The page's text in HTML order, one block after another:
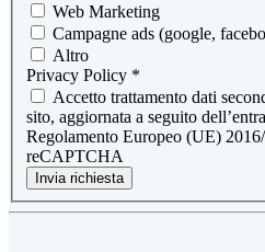
Web Marketing
Campagne ads (google,
Altro
Privacy Policy *
Accetto trattamento dati
sito, aggiornata a seguito
Regolamento Europeo (UE)
reCAPTCHA
Invia richiesta